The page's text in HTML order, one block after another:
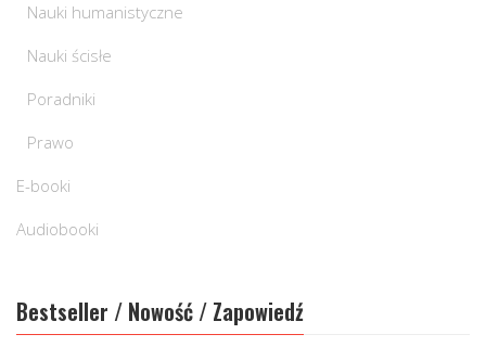
Nauki humanistyczne
Nauki ścisłe
Poradniki
Prawo
E-booki
Audiobooki
Bestseller / Nowość / Zapowiedź